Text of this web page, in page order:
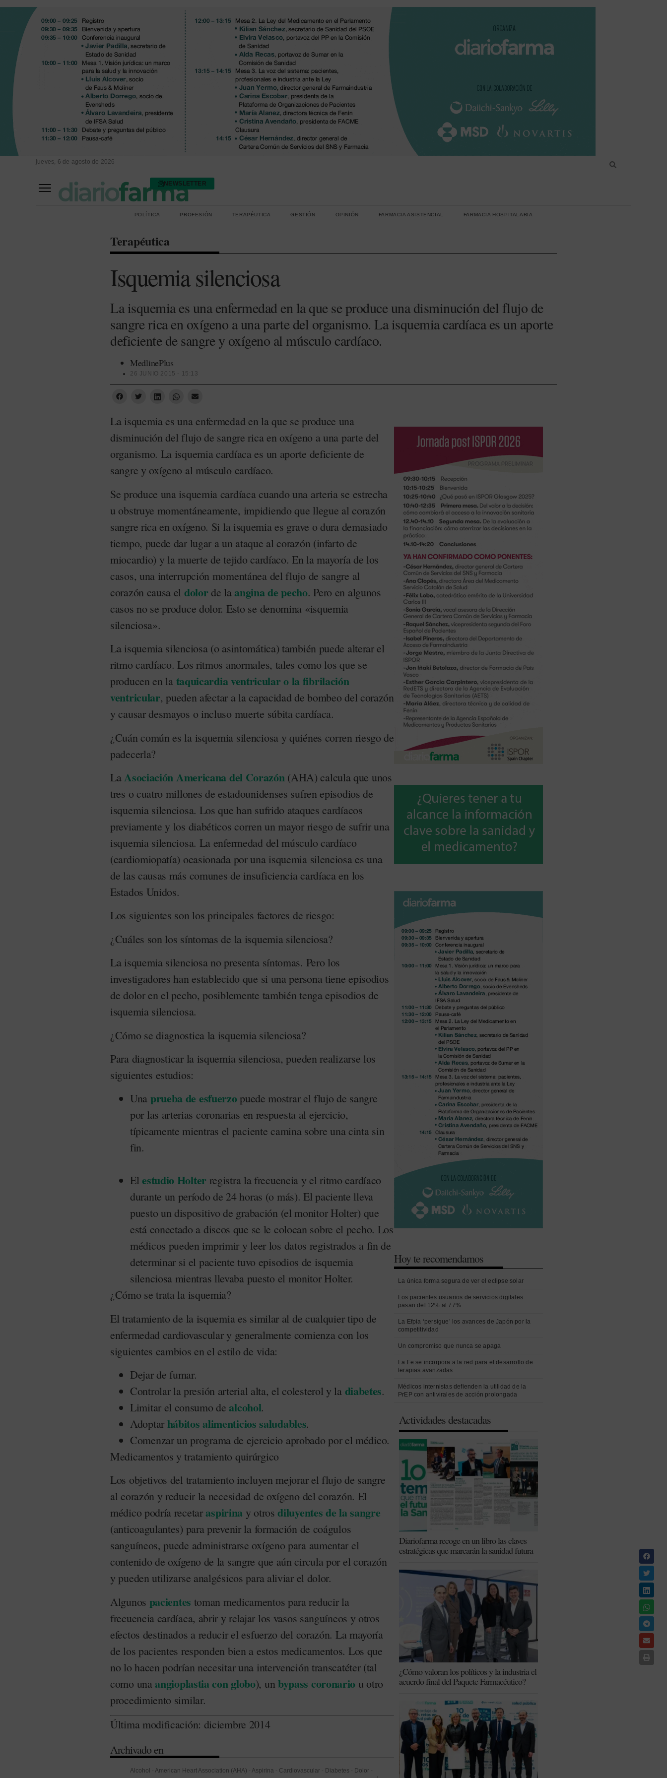
jueves, 6 de agosto de 2026
NEWSLETTER
POLÍTICA PROFESIÓN TERAPÉUTICA GESTIÓN OPINIÓN FARMACIA ASISTENCIAL FARMACIA HOSPITALARIA
Terapéutica
Isquemia silenciosa
La isquemia es una enfermedad en la que se produce una disminución del flujo de
sangre rica en oxígeno a una parte del organismo. La isquemia cardíaca es un aporte
deficiente de sangre y oxígeno al músculo cardíaco.
MedlinePlus
26 JUNIO 2015 - 15:13
La isquemia es una enfermedad en la que se produce una
disminución del flujo de sangre rica en oxígeno a una parte del
organismo. La isquemia cardíaca es un aporte deficiente de
sangre y oxígeno al músculo cardíaco.
Se produce una isquemia cardíaca cuando una arteria se estrecha
u obstruye momentáneamente, impidiendo que llegue al corazón
sangre rica en oxígeno. Si la isquemia es grave o dura demasiado
tiempo, puede dar lugar a un ataque al corazón (infarto de
miocardio) y la muerte de tejido cardíaco. En la mayoría de los
casos, una interrupción momentánea del flujo de sangre al
corazón causa el dolorde laangina de pecho. Pero en algunos
casos no se produce dolor. Esto se denomina «isquemia
silenciosa».
La isquemia silenciosa (o asintomática) también puede alterar el
ritmo cardíaco. Los ritmos anormales, tales como los que se
producen en la taquicardia ventricular o la fibrilación
ventricular, pueden afectar a la capacidad de bombeo del corazón
y causar desmayos o incluso muerte súbita cardíaca.
¿Cuán común es la isquemia silenciosa y quiénes corren riesgo de
padecerla?
LaAsociación Americana del Corazón(AHA) calcula que unos
tres o cuatro millones de estadounidenses sufren episodios de
isquemia silenciosa. Los que han sufrido ataques cardíacos
previamente y los diabéticos corren un mayor riesgo de sufrir una
isquemia silenciosa. La enfermedad del músculo cardíaco
(cardiomiopatía) ocasionada por una isquemia silenciosa es una
de las causas más comunes de insuficiencia cardíaca en los
Estados Unidos.
Los siguientes son los principales factores de riesgo:
¿Cuáles son los síntomas de la isquemia silenciosa?
La isquemia silenciosa no presenta síntomas. Pero los
investigadores han establecido que si una persona tiene episodios
de dolor en el pecho, posiblemente también tenga episodios de
isquemia silenciosa.
¿Cómo se diagnostica la isquemia silenciosa?
Para diagnosticar la isquemia silenciosa, pueden realizarse los
siguientes estudios:
Una prueba de esfuerzopuede mostrar el flujo de sangre
por las arterias coronarias en respuesta al ejercicio,
típicamente mientras el paciente camina sobre una cinta sin
fin.
Elestudio Holterregistra la frecuencia y el ritmo cardíaco
durante un período de 24 horas (o más). El paciente lleva
puesto un dispositivo de grabación (el monitor Holter) que
está conectado a discos que se le colocan sobre el pecho. Los
médicos pueden imprimir y leer los datos registrados a fin de
determinar si el paciente tuvo episodios de isquemia
silenciosa mientras llevaba puesto el monitor Holter.
¿Cómo se trata la isquemia?
El tratamiento de la isquemia es similar al de cualquier tipo de
enfermedad cardiovascular y generalmente comienza con los
siguientes cambios en el estilo de vida:
Dejar de fumar.
Controlar la presión arterial alta, el colesterol y la diabetes.
Limitar el consumo dealcohol.
Adoptar hábitos alimenticios saludables.
Comenzar un programa de ejercicio aprobado por el médico.
Medicamentos y tratamiento quirúrgico
Los objetivos del tratamiento incluyen mejorar el flujo de sangre
al corazón y reducir la necesidad de oxígeno del corazón. El
médico podría recetaraspirina y otrosdiluyentes de la sangre
(anticoagulantes) para prevenir la formación de coágulos
sanguíneos, puede administrarse oxígeno para aumentar el
contenido de oxígeno de la sangre que aún circula por el corazón
y pueden utilizarse analgésicos para aliviar el dolor.
Algunos pacientes toman medicamentos para reducir la
frecuencia cardíaca, abrir y relajar los vasos sanguíneos y otros
efectos destinados a reducir el esfuerzo del corazón. La mayoría
de los pacientes responden bien a estos medicamentos. Los que
no lo hacen podrían necesitar una intervención transcatéter (tal
como unaangioplastia con globo), un bypass coronario u otro
procedimiento similar.
Última modificación: diciembre 2014
Archivado en
Alcohol - American Heart Association (AHA) - Aspirina - Cardiovascular - Diabetes - Dolor -
Hoy te recomendamos
La única forma segura de ver el eclipse solar
Los pacientes usuarios de servicios digitales
pasan del 12% al 77%
La Efpia ‘persigue’ los avances de Japón por la
competitividad
Un compromiso que nunca se apaga
La Fe se incorpora a la red para el desarrollo de
terapias avanzadas
Médicos internistas defienden la utilidad de la
PrEP con antivirales de acción prolongada
Actividades destacadas
Diariofarma recoge en un libro las claves
estratégicas que marcarán la sanidad futura
¿Cómo valoran los políticos y la industria el
acuerdo final del Paquete Farmacéutico?